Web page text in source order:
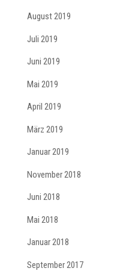
August 2019
Juli 2019
Juni 2019
Mai 2019
April 2019
März 2019
Januar 2019
November 2018
Juni 2018
Mai 2018
Januar 2018
September 2017